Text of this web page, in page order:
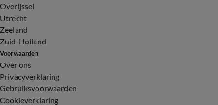
Overijssel
Utrecht
Zeeland
Zuid-Holland
Voorwaarden
Over ons
Privacyverklaring
Gebruiksvoorwaarden
Cookieverklaring